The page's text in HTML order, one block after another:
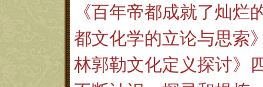
《百年帝都成就了灿
都文化学的立论与思索
林郭勒文化定义探讨》